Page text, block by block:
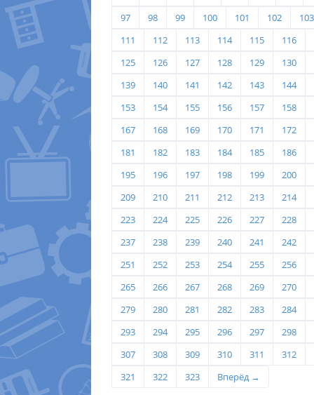
97
98 99 100 101 102
103
111
112 113 114 115
116
125
126 127 128 129
130
139
140 141 142 143
144
153
154 155 156 157
158
167
168 169 170 171
172
181
182 183 184 185
186
195
196 197 198 199
200
209
210 211 212 213
214
223
224 225 226 227
228
237
238 239 240 241
242
251
252 253 254 255
256
265
266 267 268 269
270
279
280 281 282 283
284
293
294 295 296 297
298
307
308 309 310 311
312
321
322 323 Вперёд →